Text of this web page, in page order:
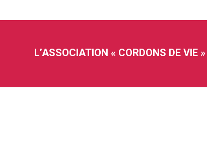
L’ASSOCIATION « CORDONS DE VIE